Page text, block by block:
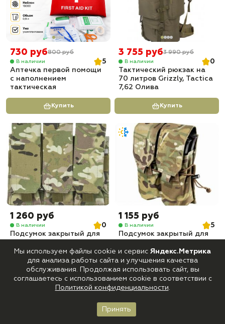
730 руб800 руб
В наличии
5
Аптечка первой помощи
с наполнением
тактическая
Купить
3 755 руб3 990 руб
В наличии
0
Тактический рюкзак на
70 литров Grizzly, Tactica
7,62 Олива
Купить
1 260 руб
В наличии
0
Подсумок закрытый для
Tactica 762 PH-031
Мультикам
Купить
1 155 руб
В наличии
5
Подсумок закрытый для
Tactica 762 PH-031
Мультикам
Купить
-13%
Корзина
Мы используем файлы cookie и сервис Яндекс.Метрика
для анализа работы сайта и улучшения качества
обслуживания. Продолжая использовать сайт, вы
соглашаетесь с использованием cookie в соответствии с
Политикой конфиденциальности.
Принять